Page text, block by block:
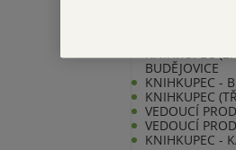
KNIHKUPEC
BUDĚJOVICE
KNIHKUPEC -
KNIHKUPEC
VEDOUCÍ
VEDOUCÍ
KNIHKUPEC -